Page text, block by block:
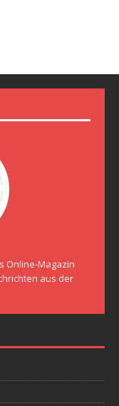
Online-Magazin
aus der